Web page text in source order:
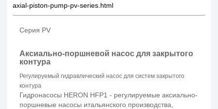
axial-piston-pump-pv-series.html
Серия PV
Аксиально-поршневой насос для закрытого
контура
Регулируемый гидравлический насос для систем закрытого
контура
Гидронасосы HERON HFP1 - регулируемые аксиально-
поршневые насосы итальянского производства,